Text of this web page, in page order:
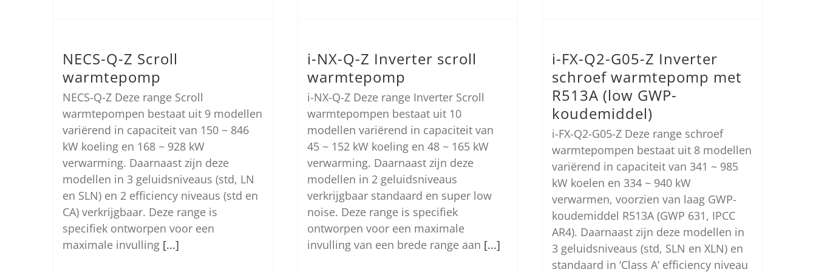
NECS-Q-Z Scroll
warmtepomp
NECS-Q-Z Deze range Scroll
warmtepompen bestaat uit 9 modellen
variërend in capaciteit van 150 ~ 846
kW koeling en 168 ~ 928 kW
verwarming. Daarnaast zijn deze
modellen in 3 geluidsniveaus (std, LN
en SLN) en 2 efficiency niveaus (std en
CA) verkrijgbaar. Deze range is
specifiek ontworpen voor een
maximale invulling [...]
i-NX-Q-Z Inverter scroll
warmtepomp
i-NX-Q-Z Deze range Inverter Scroll
warmtepompen bestaat uit 10
modellen variërend in capaciteit van
45 ~ 152 kW koeling en 48 ~ 165 kW
verwarming. Daarnaast zijn deze
modellen in 2 geluidsniveaus
verkrijgbaar standaard en super low
noise. Deze range is specifiek
ontworpen voor een maximale
invulling van een brede range aan [...]
i-FX-Q2-G05-Z Inverter
schroef warmtepomp met
R513A (low GWP-
koudemiddel)
i-FX-Q2-G05-Z Deze range schroef
warmtepompen bestaat uit 8 modellen
variërend in capaciteit van 341 ~ 985
kW koelen en 334 ~ 940 kW
verwarmen, voorzien van laag GWP-
koudemiddel R513A (GWP 631, IPCC
AR4). Daarnaast zijn deze modellen in
3 geluidsniveaus (std, SLN en XLN) en
standaard in ‘Class A’ efficiency niveau